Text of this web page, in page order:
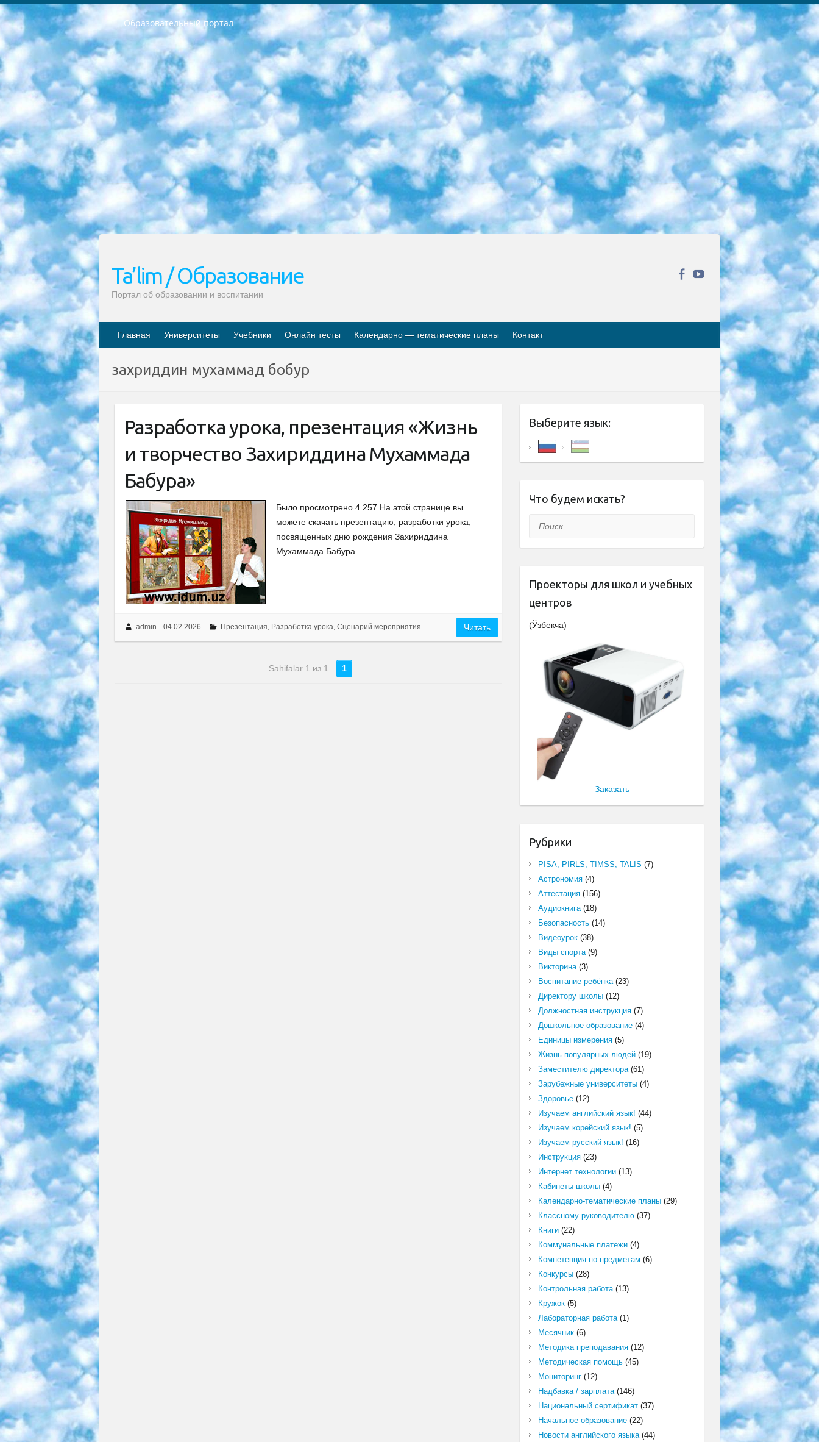
Образовательный портал
РЕСПУБЛИКА УЗБЕКИСТАН МИНИСТРЕРСТВО ДОШКОЛЬНОГО И ШКОЛЬНОГО ОБРАЗОВАНИЯ КОМАНДА в общеобразовательных учреждениях в 2023-2024 учебном году организация и проведение итоговой государственной аттестации обучающихся о Министра дошкольного и школьного образования Республики Узбекистан от 4 марта 2008 года (постановлением Минюста от 20 марта 2008 года № 1778 государственной регистрации) «Итоговое состояние учащихся общего среднего образования на основании положения об утверждении положения об аттестации общего среднего образования выпускной экзамен студентов в образовательных учреждениях в 2023-2024 учебном году В целях организации и прохождения аттестации приказываю: 1. Следующее: перечень предметов, по которым будет проводиться итоговая государственная аттестация и экзамен формы перевода согласно приложению 1; сертификаты международного образца, оценивающие уровень владения иностранными языками перечень согласно приложению 2; 2. Педагогический при специализированных образовательных учреждениях. научно-практический центр квалификации и международной оценки (Д.Давидова) 2024 г. До 25 марта: задания по предметам, по которым будет проводиться итоговая аттестация разработка и утверждение технических условий; итоговая аттестация на основании разработанного предметного задания разработка вопросов по предметам (устно и письменно), экзамен передача; общеобразовательные средние школы и специальные учебные заведения учащиеся выпускных классов школ и интернатов в агентской системе подготовка базы данных экзаменационных материалов и критериев оценки; перевод базы экзаменационных материалов на все языки обучения подать в Республиканский образовательный центр для изготовления; варианты экзаменов на основе разработанных контрольных материалов пусть будут поставлены задачи формирования. 3. Республиканский образовательный центр (Ш.Худайкулов) до 5 апреля 2024 года. до: база данных предоставленных экзаменационных материалов на все языки обучения перевод и экспертиза; для слепых, слабовидящих, глухих, слабослышащих и умственно отсталых детей учащиеся выпускных классов специализированных школ и школ-интернатов база данных экзаменационных материалов на всех преподаваемых языках подготовка критериев оценки; специализированные школы для умственно отсталых детей и технологии для учащихся выпускных классов школ-интернатов разработка соответствующих рекомендаций и критериев проведения ЕГЭ по естествознанию давать задания. 4. Педагогический при специализированных образовательных учреждениях. Научно-практический центр навыков и международной оценки (Д.Давидова), Республика образовательный центр (Худайкулов Ш.) итоговый государственный аттестационный экзамен ориентирован на творческое и логическое мышление при подготовке базы материалов учитывать введение заданий. 5. Следует отметить, что: сертификат государственного образца о знании общеобразовательного предмета и как минимум национальный уровень B1 по предметам на иностранных языках, указанным в Приложении 2. или международно признанный сертификат эквивалентного уровня студенты, изучающие определенный предмет, освобождаются от экзамена; по соответствующим предметам запланирована итоговая государственная аттестация за день до дня, путем жеребьевки Рабочей группой (в письменной форме по предметам, проводимым в форме) из числа сформированных вариантов выбрано 2 варианта; 2 выбранных варианта экзамена анонсированы на официальном сайте министерства и все выпускники по всей стране на основе этих вариантов проводит итоговую государственную аттестацию. 6. Государственное образование учащихся средних общеобразовательных учреждений. знания в соответствии с квалификационными требованиями, которые необходимо приобрести на основании стандартов итоговый (выпускной) контроль для 9 и 11 классов в целях тестирования Экзамены (далее – экзамены) состоят из предметов, перечисленных в приложении 1. будет сделано. 7. Экзамены пройдут с 26 мая по 15 июня 2024 г. (кроме науки физического воспитания). 8. Физическая для учащихся 9 классов общесредних образовательных учреждений. Экзамены по предмету «Образование, квалификация медицина» 1-6 мая 2024 года. сотрудники перевести под присмотр (с отклонениями в физическом или умственном развитии) специализированная школа для детей, школы-интернаты и со сколиозом школы-интернаты санаторного типа для больных детей исключены). 9. Он был слепым, слабовидящим и имел нарушения опорно-двигательного аппарата. экзамены в специализированных школах и интернатах для детей должны проводиться исходя из требований, предъявляемых к общеобразовательным учреждениям (физкультура кроме науки). 10. Специализированная школа для глухих и слабослышащих детей. и экзамены в интернатах и быть реализован в виде письменного теста по математике. 11. Специальность для умственно отсталых детей. Для 9 класса Родной язык и литературное письмо Государственный язык (язык обучения – узбекский). для неклассов) написано Математическое письмо Письменная/устная история Узбекистана Физическое воспитание практично Итоговый контроль Для 11 класса Написание родного языка и литературы (эссе) Математическое письмо Узбекский язык (обучение на узбекском языке) не посещающее общее среднее образование для учреждений)/Образовательное учреждение выбор письменный и устный Иностранный язык письменный/устный Письменная/устная история Узбекистана *По выбору студента:  Химия  Физика  Основы государственного права  География 10 бесплатных образовательных ресурсов - Мы составили подборку онлайн-проектов с интерактивными упражнениями, видеолекциями и статьями. Они помогут вам обрести новые и освежить старые знания бесплатно. 1. «ИНТУИТ» Старейшая образовательная площадка Рунета. Здесь вы найдёте сотни текстовых и видеокурсов на десятки различных тем — от программирования до психологии. Многие курсы подготовлены российскими университетами и крупными международными компаниями вроде Intel и Microsoft. Самостоятельное обучение бесплатное, но желающие могут оплатить услуги персональных наставников. 2. «Смартия» знакомит с актуальными профессиями и подсказывает, как им обучаться. Выбрав заинтересовавшую вас специальность — SMM-специалист, фотограф, веб-дизайнер или другую, — увидите список необходимых для неё умений. Чтобы вы могли освоить их самостоятельно, для каждого умения площадка отображает подборку ссылок на учебные материалы. Хотя «Смартия» ориентируется на русскоязычную аудиторию, часть контента всё же доступна только на английском. 3. «Лекторий Физтеха» Проект Московского физико-технического института (Физтеха). С его помощью вы можете смотреть онлайн серии лекций, записанные на видео в этом вузе. В числе доступных предметов — физика, биология, химия, информационные технологии и другие. К некоторым лекциям администрация ресурса прилагает готовые конспекты, которые можно скачивать в PDF-формате. 4. ITMOcourses Онлайн-площадка Санкт-Петербургского национального исследовательского университета информационных технологий, механики и оптики (ИТМО). Ресурс предоставляет свободный доступ к курсам, разработанным в этом вузе. Каталог материалов разбит на четыре категории: «Оптические системы и технологии», «Приборостроение и робототехника», «Информационные технологии» и «Биотехнологии». Курсы состоят из видеолекций, интерактивных демонстраций и заданий. 5. «КиберЛенинка» Электронная научная библиотека открытого доступа. Каталог площадки регулярно обрастает текстами статей из различных научных изданий. Сгруппированные по журналам и рубрикам публикации можно читать онлайн или скачивать целиком в PDF-формате. Проект нацелен на популяризацию науки за счёт открытого доступа к качественной информации. 6. «ПостНаука» На этом ресурсе публикуют подборки видеолекций, составленные экспертами из разных отраслей и объединённые общими темами. Среди них, к примеру, есть серии «Биоинформатика и геномика», «Культура средневековой Скандинавии» и Cinema Studies о теории кино. Каждая подборка лекций — логически связанная история, рассказанная экспертом от первого лица. Кроме того, на сайте появляются научно-образовательные статьи и тесты на разные темы. 7. «Newочём» Команда проекта «Newочём» отбирает самые интересные тексты из англоязычных СМИ и переводит те из них, за которые голосуют участники сообщества «ВКонтакте». По большей части это научно-популярные статьи. Редакторы придумывают лишь заголовки, в остальном содержание переводов соответствует оригиналам. Полные тексты можно читать прямо в социальной сети. 8. InternetUrok Онлайн-база материалов по основным дисциплинам школьной программы. Информация на сайте структурирована по классам, предметам и темам (урокам). Каждый урок состоит из видеолекций и конспектов. Есть также интерактивные тренажёры и тесты для закрепления пройденного материала. Даже если вы давно окончили школу, возможность повторить программу старших классов всегда может пригодиться. 9. Edutainme Ещё один ресурс об образовании. В отличие от Newtonew, как мне кажется, Edutainme больше ориентируется на представителей индустрии: педагогов, предпринимателей, разработчиков образовательных проектов. Но и любой, кто просто стремится к саморазвитию, найдёт на сайте много полезного и интересного для себя. Например, информацию о новых курсах и образовательных сервисах. 10. Newtonew Онлайн-медиа об образовании и обучении в широком смысле. Авторы Newtonew пишут об инструментах, заведениях, тактиках и стратегиях, которые помогают учить других и получать новые знания самостоятельно. На этой площадке вы найдёте новости, обзоры, аналитические мат
Ta’lim / Образование
Портал об образовании и воспитании
Главная Университеты Учебники Онлайн тесты Календарно — тематические планы Контакт
захриддин мухаммад бобур
Разработка урока, презентация «Жизнь
и творчество Захириддина Мухаммада
Бабура»
Было просмотрено 4 257 На этой странице вы
можете скачать презентацию, разработки урока,
посвященных дню рождения Захириддина
Мухаммада Бабура.
admin 04.02.2026 Презентация, Разработка урока, Сценарий мероприятия Читать
Sahifalar 1 из 1 1
Выберите язык:
Что будем искать?
Поиск
Проекторы для школ и учебных
центров
(Ўзбекча)
Заказать
Рубрики
PISA, PIRLS, TIMSS, TALIS (7)
Астрономия(4)
Аттестация(156)
Аудиокнига(18)
Безопасность(14)
Видеоурок(38)
Виды спорта(9)
Викторина(3)
Воспитание ребёнка(23)
Директору школы(12)
Должностная инструкция(7)
Дошкольное образование(4)
Единицы измерения(5)
Жизнь популярных людей(19)
Заместителю директора(61)
Зарубежные университеты(4)
Здоровье(12)
Изучаем английский язык! (44)
Изучаем корейский язык! (5)
Изучаем русский язык! (16)
Инструкция(23)
Интернет технологии(13)
Кабинеты школы(4)
Календарно-тематические планы(29)
Классному руководителю(37)
Книги(22)
Коммунальные платежи(4)
Компетенция по предметам (6)
Конкурсы(28)
Контрольная работа(13)
Кружок(5)
Лабораторная работа(1)
Месячник(6)
Методика преподавания(12)
Методическая помощь(45)
Мониторинг(12)
Надбавка / зарплата(146)
Национальный сертификат(37)
Начальное образование(22)
Новости английского языка(44)